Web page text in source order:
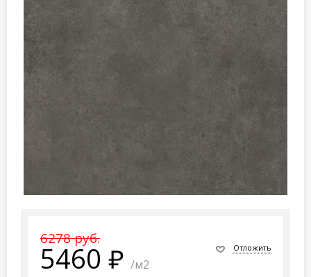
6278 руб.
5460 /м2
Отложить